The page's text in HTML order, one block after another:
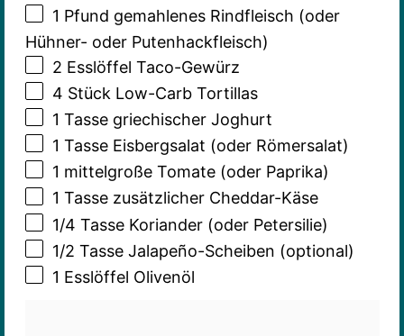
1 Pfund gemahlenes Rindfleisch (oder
Hühner- oder Putenhackfleisch)
2 Esslöffel Taco-Gewürz
4 Stück Low-Carb Tortillas
1 Tasse griechischer Joghurt
1 Tasse Eisbergsalat (oder Römersalat)
1 mittelgroße Tomate (oder Paprika)
1 Tasse zusätzlicher Cheddar-Käse
1/4 Tasse Koriander (oder Petersilie)
1/2 Tasse Jalapeño-Scheiben (optional)
1 Esslöffel Olivenöl